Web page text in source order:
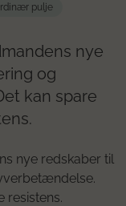
pulje
nye
og
kan spare
nye redskaber til
resistens.